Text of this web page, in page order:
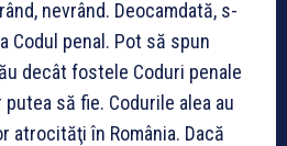
nevrând. Deocamdată, s-
Codul penal. Pot să spun
decât fostele Coduri penale
să fie. Codurile alea au
atrocităţi în România. Dacă